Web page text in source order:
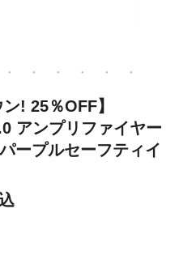
! 25％OFF】
アンプリファイヤー
ープルセーフティイ